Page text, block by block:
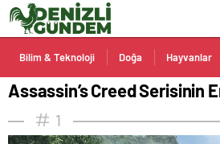
Bilim & Teknoloji Doğa Hayvanlar
Assassin’s Creed Serisinin
1